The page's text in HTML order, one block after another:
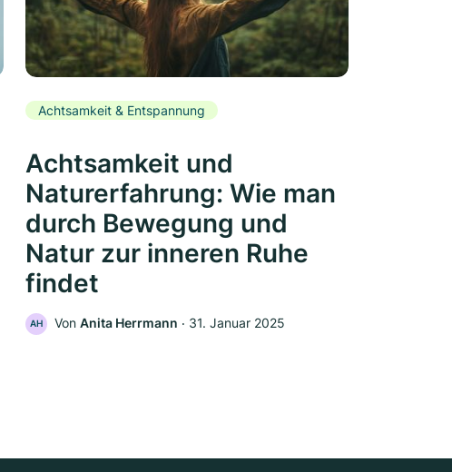
Achtsamkeit & Entspannung
Achtsamkeit und
Naturerfahrung: Wie man
durch Bewegung und
Natur zur inneren Ruhe
findet
AH Von Anita Herrmann ‧ 31. Januar 2025